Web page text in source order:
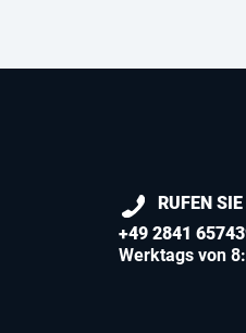
RUFEN
+49 2841
Werktags von